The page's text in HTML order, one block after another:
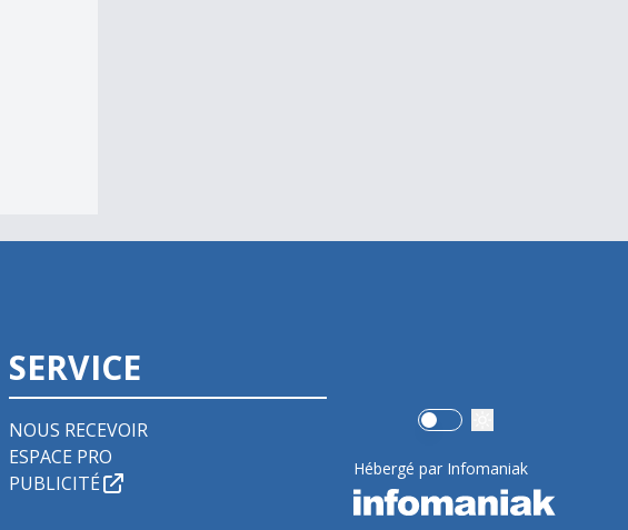
SERVICE
NOUS RECEVOIR
ESPACE PRO
PUBLICITÉ
Use setting
Hébergé par Infomaniak